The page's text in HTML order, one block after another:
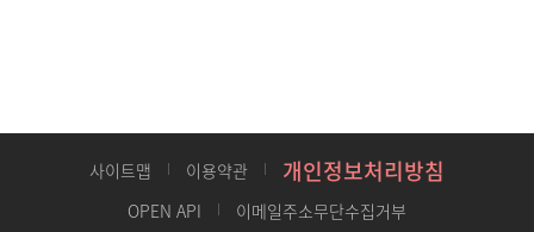
사이트맵 이용약관 개인정보처리방침
OPEN API 이메일주소무단수집거부